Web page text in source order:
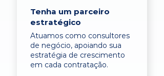
Tenha um parceiro
estratégico
Atuamos como consultores
de negócio, apoiando sua
estratégia de crescimento
em cada contratação.